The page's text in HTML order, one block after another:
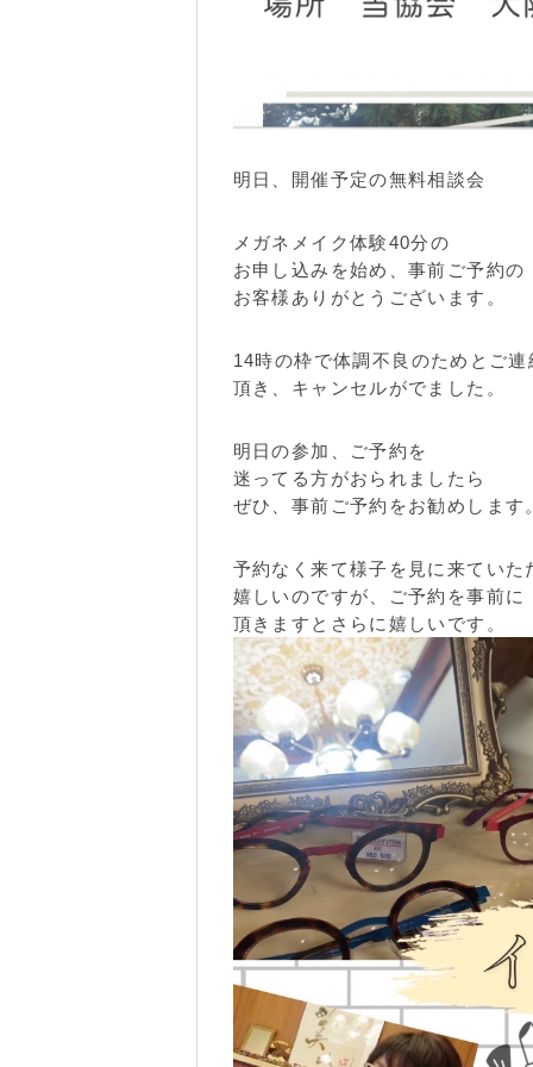
明日、開催予定の無料相談会
メガネメイク体験40分の
お申し込みを始め、事前ご予約の
お客様ありがとうございます。
14時の枠で体調不良のためとご連
頂き、キャンセルがでました。
明日の参加、ご予約を
迷ってる方がおられましたら
ぜひ、事前ご予約をお勧めします
予約なく来て様子を見に来ていた
嬉しいのですが、ご予約を事前に
頂きますとさらに嬉しいです。